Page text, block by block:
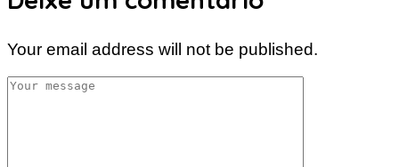
Your email address will not be published.